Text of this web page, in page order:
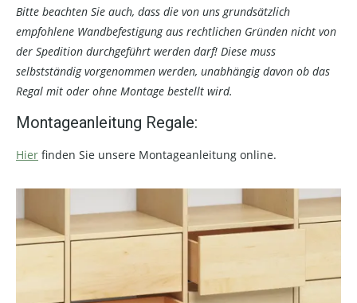
Bitte beachten Sie auch, dass die von uns grundsätzlich
empfohlene Wandbefestigung aus rechtlichen Gründen nicht von
der Spedition durchgeführt werden darf! Diese muss
selbstständig vorgenommen werden, unabhängig davon ob das
Regal mit oder ohne Montage bestellt wird.
Montageanleitung Regale:
Hier finden Sie unsere Montageanleitung online.